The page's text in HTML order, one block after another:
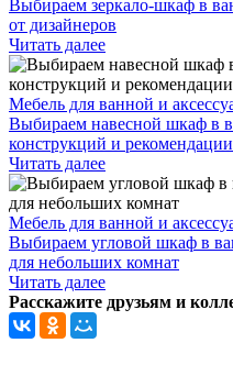
Выбираем зеркало-шкаф в
от дизайнеров
Читать далее
Мебель для ванной и
Выбираем навесной шкаф в
конструкций и
Читать далее
Мебель для ванной и
Выбираем угловой шкаф в
для небольших комнат
Читать далее
Расскажите друзьям и